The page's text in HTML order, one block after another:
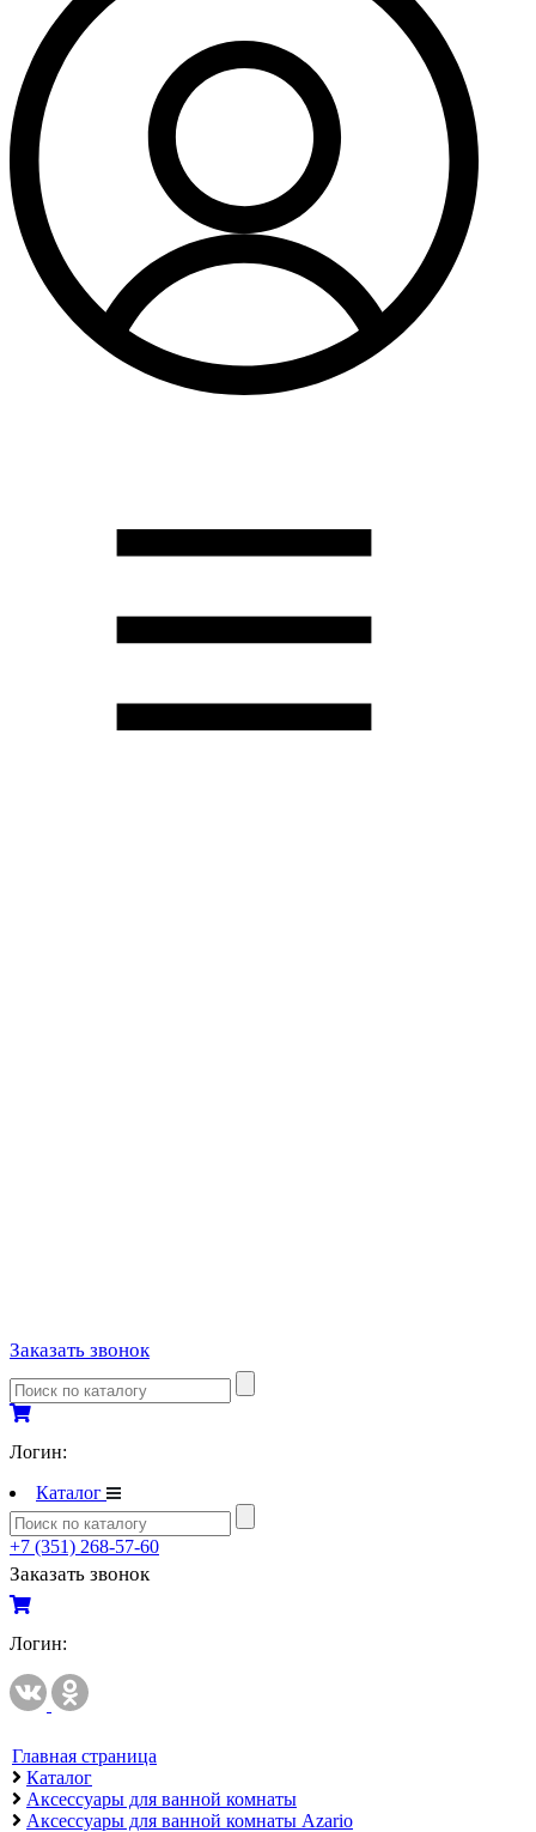
Заказать звонок
Логин:
Каталог
+7 (351) 268-57-60
Заказать звонок
Логин:
Главная страница
Каталог
Аксессуары для ванной комнаты
Аксессуары для ванной комнаты Azario
Кран шаровый
Крепеж для монтажных труб
Металлопластиковые трубы и фитинги (обжим евростандарт)
Развернуть
Душевые кабины и комплектующие
Душевые двери
Душевые кабины
Душевые перегородки
Развернуть (2)
Задвижки и комплектующие
Задвижки. краны шар. . фланцы
Канализация
Котлы отопительные
Полипропиленовые трубы и фитинги
Полипропиленовые трубы и фитинги
Полипропиленовые трубы и фитинги VALTEC
Полотенцесушители
Комплектующие к полотенцесушителям
Полотенцесушители водяные
Полотенцесушители электрические
Приборы учета и измерений
Комплектующие для приборов учета и измерений
Манометры и термометры
Счетчики газа
Радиаторы отопления
Аксессуары для радиаторов отопления